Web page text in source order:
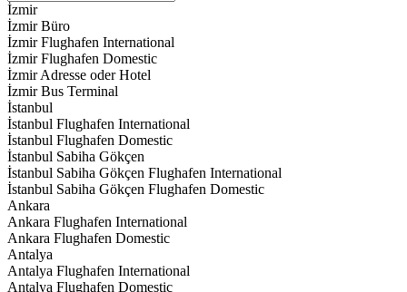
İzmir
İzmir Büro
İzmir Flughafen International
İzmir Flughafen Domestic
İzmir Adresse oder Hotel
İzmir Bus Terminal
İstanbul
İstanbul Flughafen International
İstanbul Flughafen Domestic
İstanbul Sabiha Gökçen
İstanbul Sabiha Gökçen Flughafen International
İstanbul Sabiha Gökçen Flughafen Domestic
Ankara
Ankara Flughafen International
Ankara Flughafen Domestic
Antalya
Antalya Flughafen International
Antalya Flughafen Domestic